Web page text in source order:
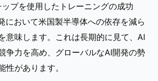
プを使用したトレーニングの成功
において米国製半導体への依存を減ら
意味します。これは長期的に見て、AI
争力を高め、グローバルなAI開発の勢
性があります。